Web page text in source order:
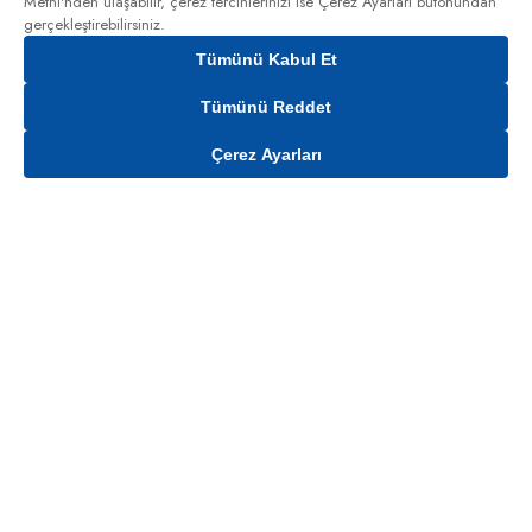
Gelince Haber Ver
gerçekleştirebilirsiniz.
Tümünü Kabul Et
Tümünü Reddet
Çerez Ayarları